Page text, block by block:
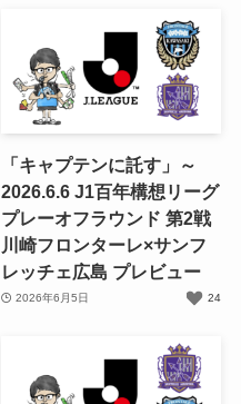
「キャプテンに託す」～
2026.6.6 J1百年構想リーグ
プレーオフラウンド 第2戦
川崎フロンターレ×サンフ
レッチェ広島 プレビュー
2026年6月5日 24